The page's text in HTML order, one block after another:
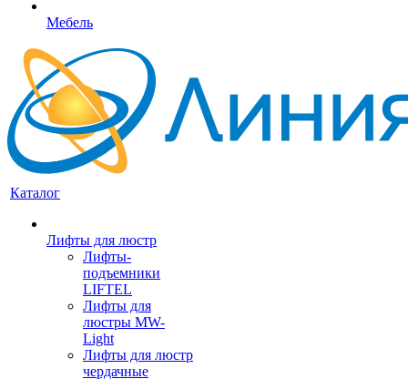
Мебель
Каталог
Лифты для люстр
Лифты-
подъемники
LIFTEL
Лифты для
люстры MW-
Light
Лифты для люстр
чердачные